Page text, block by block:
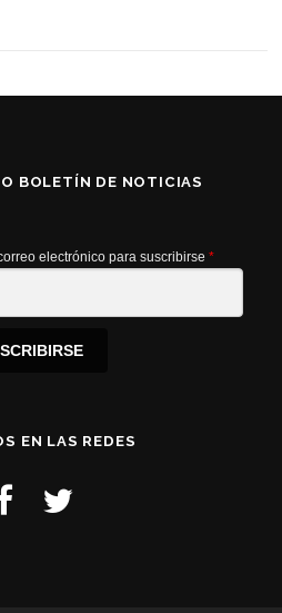
BOLETÍN DE NOTICIAS
electrónico para suscribirse *
EN LAS REDES